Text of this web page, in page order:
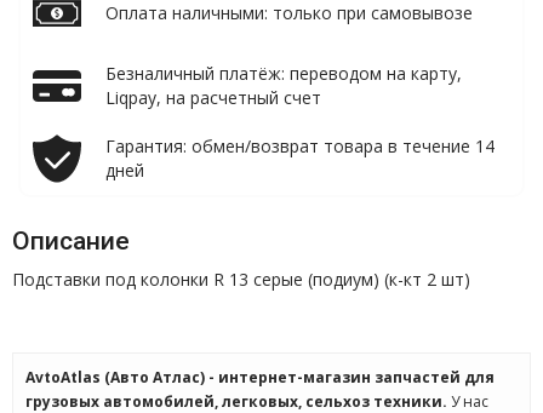
Оплата наличными: только при самовывозе
Безналичный платёж: переводом на карту,
Liqpay, на расчетный счет
Гарантия: обмен/возврат товара в течение 14
дней
Описание
Подставки под колонки R 13 серые (подиум) (к-кт 2 шт)
AvtoAtlas (Авто Атлас) - интернет-магазин запчастей для
грузовых автомобилей, легковых, сельхоз техники. У нас